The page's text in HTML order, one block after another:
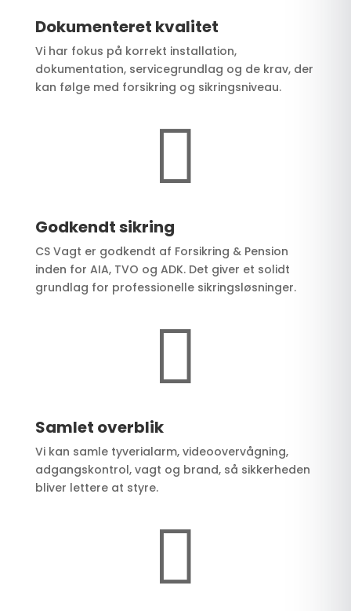
Dokumenteret kvalitet
Vi har fokus på korrekt installation,
dokumentation, servicegrundlag og de krav, der
kan følge med forsikring og sikringsniveau.

Godkendt sikring
CS Vagt er godkendt af Forsikring & Pension
inden for AIA, TVO og ADK. Det giver et solidt
grundlag for professionelle sikringsløsninger.

Samlet overblik
Vi kan samle tyverialarm, videoovervågning,
adgangskontrol, vagt og brand, så sikkerheden
bliver lettere at styre.
